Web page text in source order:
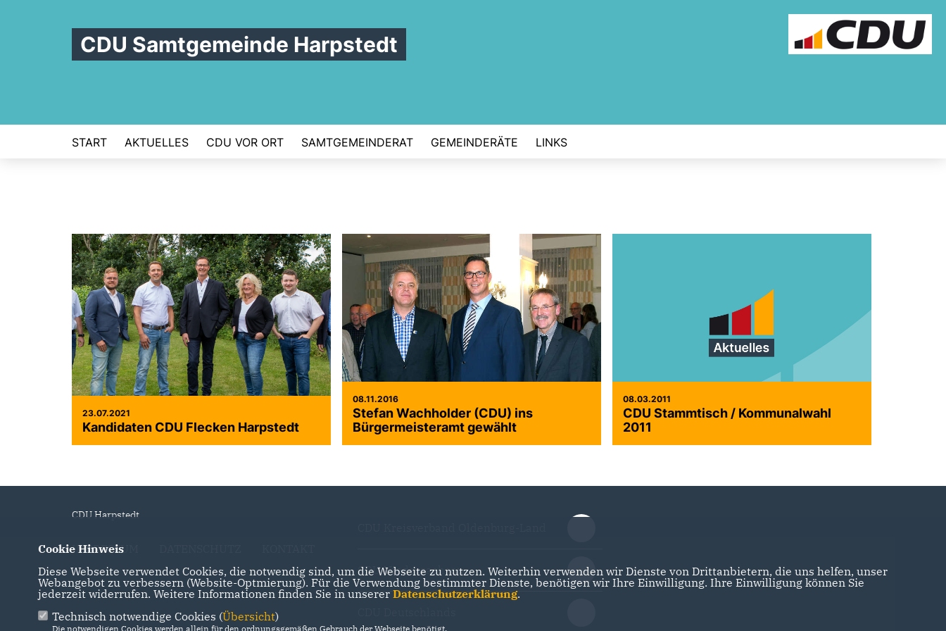
CDU Samtgemeinde Harpstedt
START AKTUELLES CDU VOR ORT SAMTGEMEINDERAT GEMEINDERÄTE LINKS
23.07.2021
Kandidaten CDU Flecken Harpstedt
08.11.2016
Stefan Wachholder (CDU) ins
Bürgermeisteramt gewählt
08.03.2011
CDU Stammtisch / Kommunalwahl
2011
CDU Harpstedt
IMPRESSUM
CDU Niedersachsen
Cookie Hinweis
Diese Webseite verwendet Cookies, die notwendig sind, um die Webseite zu nutzen. Weiterhin verwenden wir Dienste von Drittanbietern, die uns helfen, unser
Webangebot zu verbessern (Website-Optmierung). Für die Verwendung bestimmter Dienste, benötigen wir Ihre Einwilligung. Ihre Einwilligung können Sie
jederzeit widerrufen. Weitere Informationen finden Sie in unserer Datenschutzerklärung.
Technisch notwendige Cookies (Übersicht)
Die notwendigen Cookies werden allein für den ordnungsgemäßen Gebrauch der Webseite benötigt.